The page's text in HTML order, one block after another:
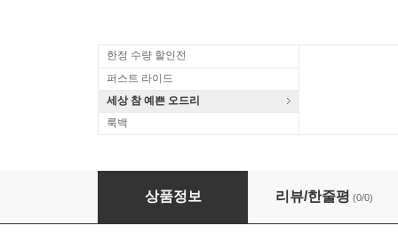
한정 수량 할인전
퍼스트 라이드
세상 참 예쁜 오드리
룩백
Eartha Kitt (Illustrated by Grazia La Padula)
상품정보 리뷰/한줄평 (0/0)